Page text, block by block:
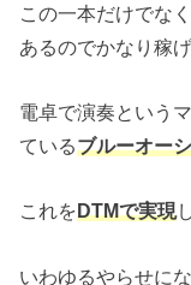
この一本だけでな
あるのでかなり稼
電卓で演奏という
ているブルーオー
これをDTMで実現
いわゆるやらせに